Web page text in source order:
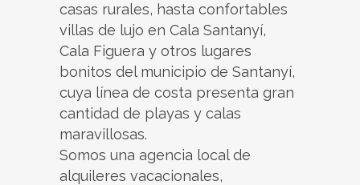
casas rurales, hasta confortables
villas de lujo en Cala Santanyí,
Cala Figuera y otros lugares
bonitos del municipio de Santanyí,
cuya línea de costa presenta gran
cantidad de playas y calas
maravillosas.
Somos una agencia local de
alquileres vacacionales,